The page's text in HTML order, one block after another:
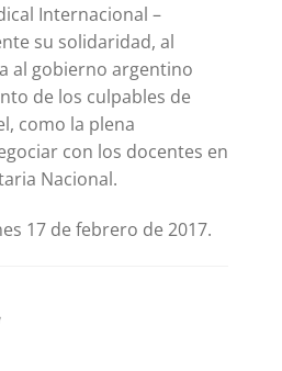
Internacional –
su solidaridad, al
al gobierno argentino
de los culpables de
como la plena
con los docentes en
Nacional.
17 de febrero de 2017.